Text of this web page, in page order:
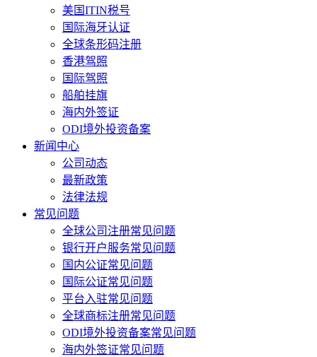
美国ITIN税号
国际海牙认证
全球条形码注册
香港驾照
国际驾照
船舶挂旗
海内外签证
ODI境外投资备案
新闻中心
公司动态
最新政策
法律法规
常见问题
全球公司注册常见问题
银行开户服务常见问题
国内公证常见问题
国际公证常见问题
平台入驻常见问题
全球商标注册常见问题
ODI境外投资备案常见问题
海内外签证常见问题